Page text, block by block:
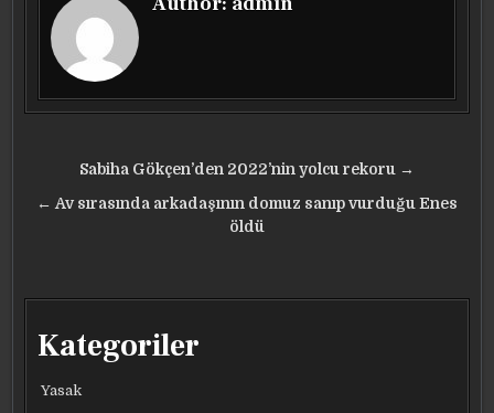
Yazı
gezinmesi
Sabiha Gökçen’den 2022’nin yolcu rekoru →
← Av sırasında arkadaşının domuz sanıp vurduğu Enes
öldü
Kategoriler
Yasak